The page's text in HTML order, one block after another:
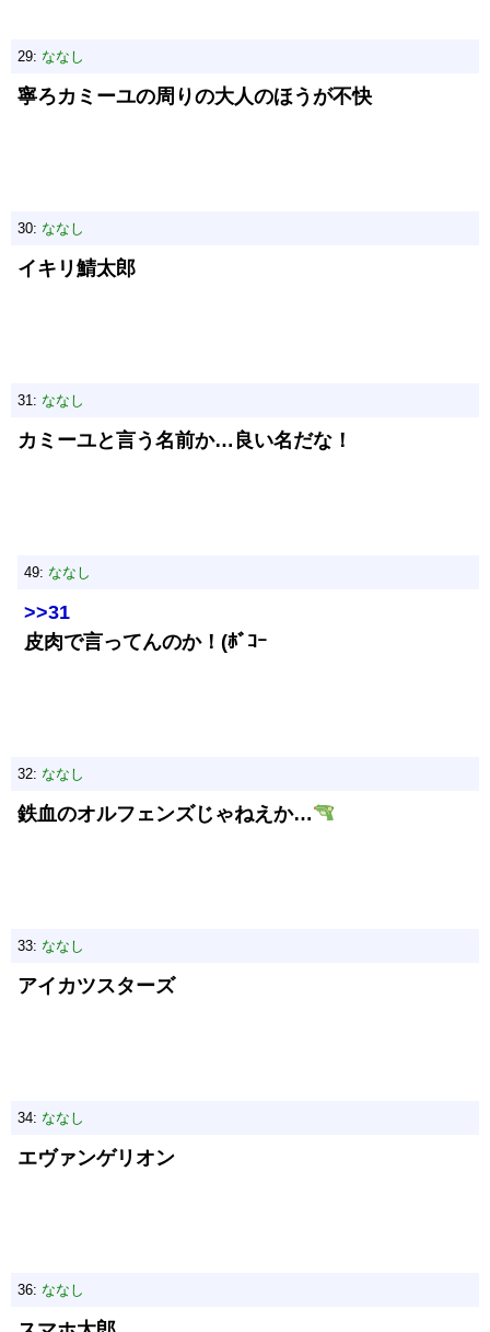
29: ななし
寧ろカミーユの周りの大人のほうが不快
30: ななし
イキリ鯖太郎
31: ななし
カミーユと言う名前か…良い名だな！
49: ななし
>>31
皮肉で言ってんのか！(ﾎﾞｺｰ
32: ななし
鉄血のオルフェンズじゃねえか…
33: ななし
アイカツスターズ
34: ななし
エヴァンゲリオン
36: ななし